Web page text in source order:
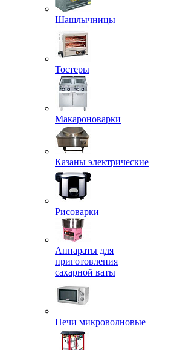
Шашлычницы
Тостеры
Макароноварки
Казаны электрические
Рисоварки
Аппараты для
приготовления
сахарной ваты
Печи микроволновые